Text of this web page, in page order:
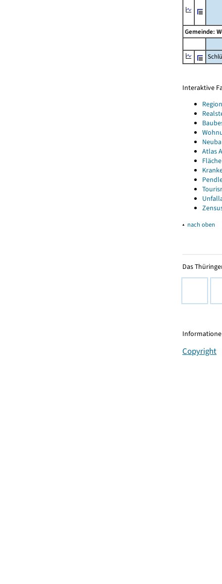
Gemeinde:
Interaktive
Atlas
▴ nach oben
Das
Copyright